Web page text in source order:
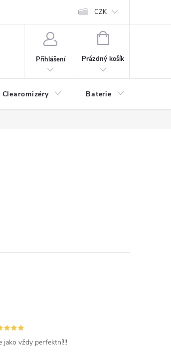
CZK
Přihlášení
NÁKUPNÍ
Prázdný košík
Clearomizéry Baterie
jako vždy perfektní!!!